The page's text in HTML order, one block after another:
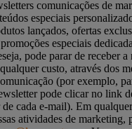
comunicações de
especiais
lançados, ofertas
especiais
pode parar de receber
custo, através dos
(por exemplo,
pode clicar no link
cada e-mail). Em
atividades de